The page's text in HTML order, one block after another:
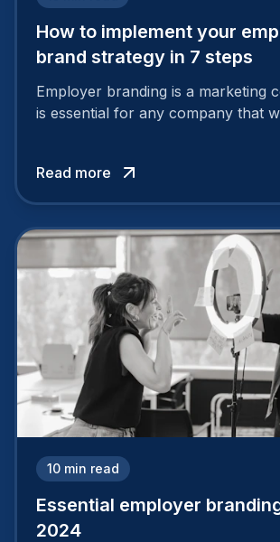
How to implement your
brand strategy in 7 steps
Employer branding is a marketing
is essential for any company that
solid and positive employer brand
cannot simply wave a magic wand
Read more
10 min read
Essential employer
2024